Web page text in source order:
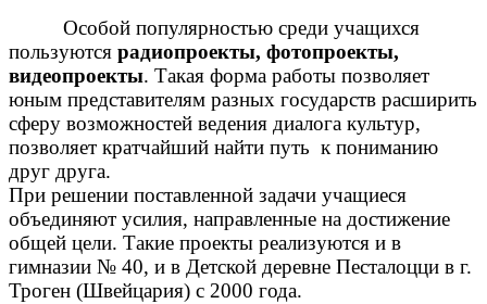
Особой популярностью среди учащихся
пользуются радиопроекты, фотопроекты,
видеопроекты. Такая форма работы позволяет
юным представителям разных государств расширить
сферу возможностей ведения диалога культур,
позволяет кратчайший найти путь к пониманию
друг друга.
При решении поставленной задачи учащиеся
объединяют усилия, направленные на достижение
общей цели. Такие проекты реализуются и в
гимназии № 40, и в Детской деревне Песталоцци в г.
Троген (Швейцария) с 2000 года.